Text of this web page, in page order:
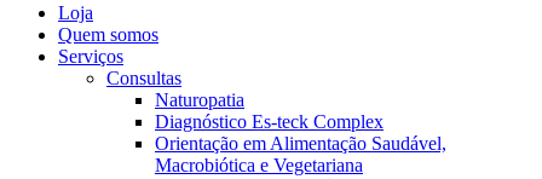
Loja
Quem somos
Serviços
Consultas
Naturopatia
Diagnóstico Es-teck Complex
Orientação em Alimentação Saudável,
Macrobiótica e Vegetariana